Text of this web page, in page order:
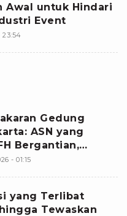
Awal untuk Hindari
Event
23:54
Gedung
ASN yang
Bergantian,
Layanan Tetap
- 01:15
yang Terlibat
Tewaskan